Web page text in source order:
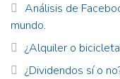
Análisis de
mundo.
¿Alquiler o
¿Dividendos sí o